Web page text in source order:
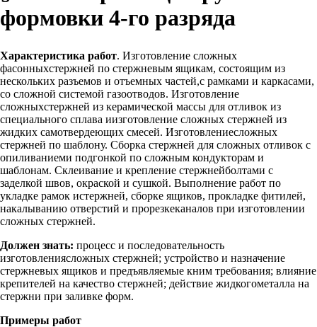
формовки 4-го разряда
Характеристика работ. Изготовление сложных
фасонныхстержней по стержневым ящикам, состоящим из
нескольких разъемов и отъемных частей,с рамками и каркасами,
со сложной системой газоотводов. Изготовление
сложныхстержней из керамической массы для отливок из
специального сплава иизготовление сложных стержней из
жидких самотвердеющих смесей. Изготовлениесложных
стержней по шаблону. Сборка стержней для сложных отливок с
опиливаниеми подгонкой по сложным кондукторам и
шаблонам. Склеивание и крепление стержнейболтами с
заделкой швов, окраской и сушкой. Выполнение работ по
укладке рамок истержней, сборке ящиков, прокладке фитилей,
накалыванию отверстий и прорезкеканалов при изготовлении
сложных стержней.
Должен знать: процесс и последовательность
изготовлениясложных стержней; устройство и назначение
стержневых ящиков и предъявляемые кним требования; влияние
крепителей на качество стержней; действие жидкогометалла на
стержни при заливке форм.
Примеры работ